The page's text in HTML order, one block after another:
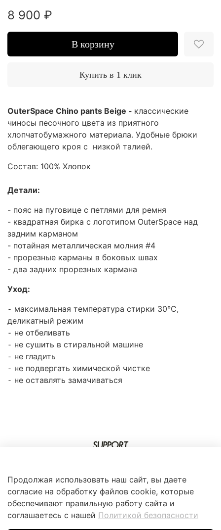
8 900 ₽
В корзину
Купить в 1 клик
OuterSpace Сhino pants Beige - классические
чиносы песочного цвета из приятного
хлопчатобумажного материала. Удобные брюки
облегающего кроя с низкой талией.
Состав: 100% Хлопок
Детали:
- пояс на пуговице с петлями для ремня
- квадратная бирка с логотипом OuterSpace над
задним карманом
- потайная металлическая молния #4
- прорезные карманы в боковых швах
- два задних прорезных кармана
Уход:
⁃ максимальная температура стирки 30°C,
деликатный режим
⁃ не отбеливать
⁃ не сушить в стиральной машине
⁃ не гладить
⁃ не подвергать химической чистке
⁃ не оставлять замачиваться
Продолжая использовать наш сайт, вы даете
согласие на обработку файлов cookie, которые
обеспечивают правильную работу сайта и
соглашаетесь с нашей Политикой безопасности